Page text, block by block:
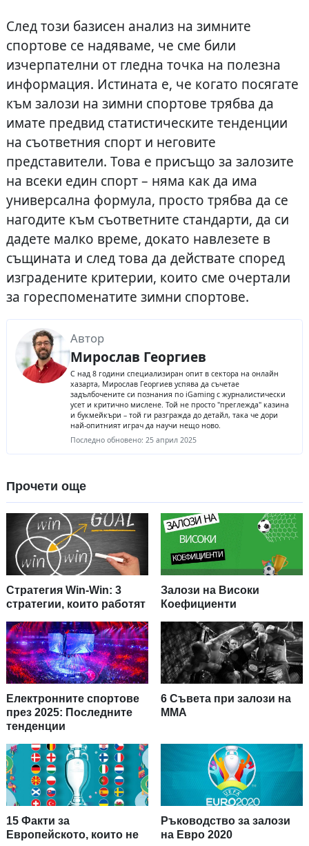
След този базисен анализ на зимните
спортове се надяваме, че сме били
изчерпателни от гледна точка на полезна
информация. Истината е, че когато посягате
към залози на зимни спортове трябва да
имате предвид статистическите тенденции
на съответния спорт и неговите
представители. Това е присъщо за залозите
на всеки един спорт – няма как да има
универсална формула, просто трябва да се
нагодите към съответните стандарти, да си
дадете малко време, докато навлезете в
същината и след това да действате според
изградените критерии, които сме очертали
за гореспоменатите зимни спортове.
Автор
Мирослав Георгиев
С над 8 години специализиран опит в сектора на онлайн
хазарта, Мирослав Георгиев успява да съчетае
задълбочените си познания по iGaming с журналистически
усет и критично мислене. Той не просто "преглежда" казина
и букмейкъри – той ги разгражда до детайл, така че дори
най-опитният играч да научи нещо ново.
Последно обновено: 25 април 2025
Прочети още
Стратегия Win-Win: 3
стратегии, които работят
Залози на Високи
Коефициенти
Електронните спортове
през 2025: Последните
тенденции
6 Съвета при залози на
ММА
15 Факти за
Европейското, които не
Ръководство за залози
на Евро 2020